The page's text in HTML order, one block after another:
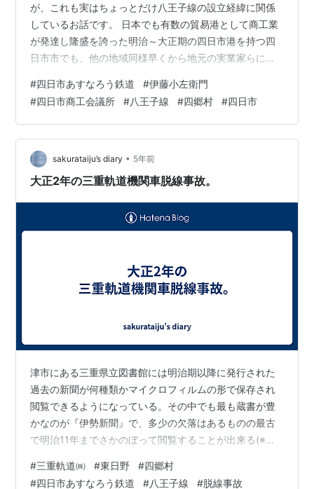
が、これも実はちょっとだけ八王子線の設立経緯に関係
しているお話です。 日本でも有数の貿易港として商工業
が発達し隆盛を誇った明治～大正期の四日市港を持つ四
日市市でも、他の地域同様早くから地元の実業家らによ
ている。最終的に現在も四日市市に存在する「四日市商
工会議所」の前身は、1889(明治22)年四日市の経済人の
親睦組織だった「十二日会」で、その後1893(明治26)年
5月に「四日市商業会議所」として発足したものというこ
とだ。目的はもちろん四日市市内の商工業の永続発展を
目指すものであるが、その頃には既…
#四日市あすなろう鉄道 #伊藤小左衛門
#四日市商工会議所 #八王子線 #四郷村 #四日市
sakurataiju’s diary • 5年前
大正2年の三重軌道機関車脱線事故。
津市にある三重県立図書館には明治期以降に発行された
過去の新聞が何種類かマイクロフィルムの形で保存され
閲覧できるようになっている。その中でも最も蔵書が豊
かなのが『伊勢新聞』で、多少の欠落はあるものの最古
で明治11年までさかのぼって閲覧することが出来る(※た
いと見られない事が多い)。 さらに同図書館には『伊勢新
#三重軌道㈱ #東日野 #四郷村
#四日市あすなろう鉄道 #八王子線 #脱線事故